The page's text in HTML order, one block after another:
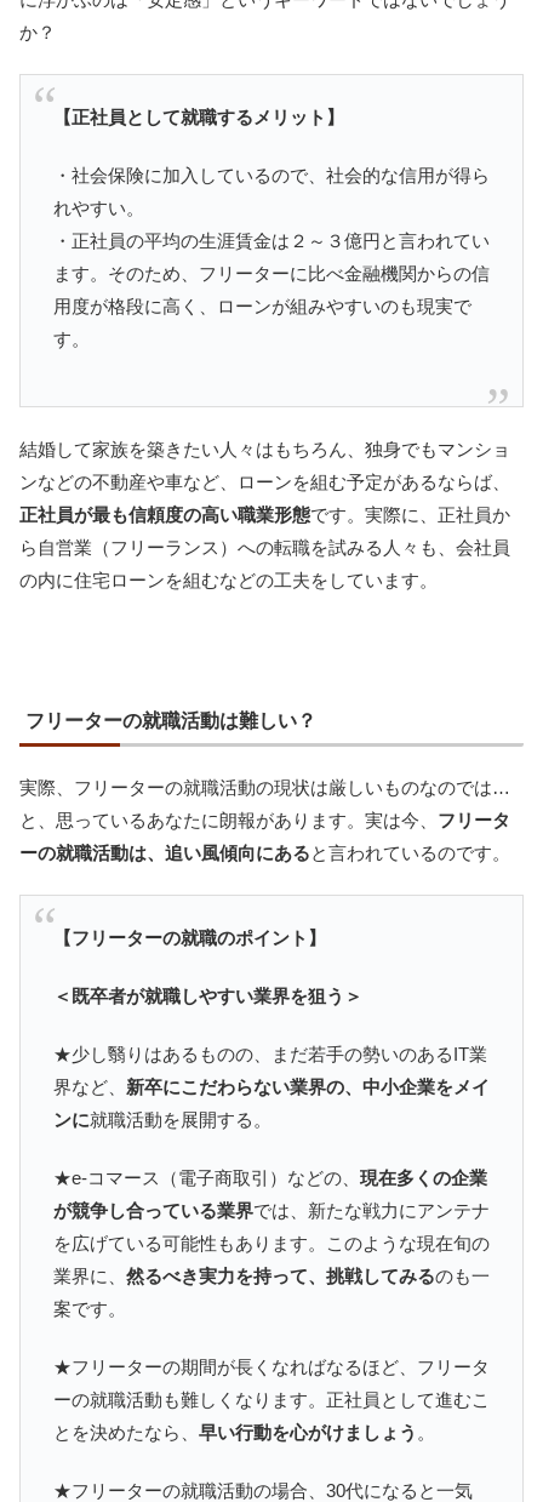
か？
【正社員として就職するメリット】
・社会保険に加入しているので、社会的な信用が得ら
れやすい。
・正社員の平均の生涯賃金は２～３億円と言われてい
ます。そのため、フリーターに比べ金融機関からの信
用度が格段に高く、ローンが組みやすいのも現実で
す。
結婚して家族を築きたい人々はもちろん、独身でもマンショ
ンなどの不動産や車など、ローンを組む予定があるならば、
正社員が最も信頼度の高い職業形態です。実際に、正社員か
ら自営業（フリーランス）への転職を試みる人々も、会社員
の内に住宅ローンを組むなどの工夫をしています。
フリーターの就職活動は難しい？
実際、フリーターの就職活動の現状は厳しいものなのでは…
と、思っているあなたに朗報があります。実は今、 フリータ
ーの就職活動は、追い風傾向にあると言われているのです。
【フリーターの就職のポイント】
＜既卒者が就職しやすい業界を狙う＞
★少し翳りはあるものの、まだ若手の勢いのあるIT業
界など、 新卒にこだわらない業界の、中小企業をメイ
ンに就職活動を展開する。
★e-コマース（電子商取引）などの、 現在多くの企業
が競争し合っている業界では、新たな戦力にアンテナ
を広げている可能性もあります。このような現在旬の
業界に、 然るべき実力を持って、挑戦してみるのも一
案です。
★フリーターの期間が長くなればなるほど、フリータ
ーの就職活動も難しくなります。正社員として進むこ
とを決めたなら、 早い行動を心がけましょう 。
★フリーターの就職活動の場合、30代になると一気